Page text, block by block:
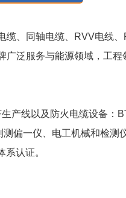
缆、同轴电缆、RVV电线
泛服务与能源领域，工程
产线以及防火电缆设备：
偏一仪、电工机械和检测
认证。